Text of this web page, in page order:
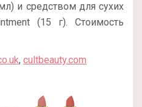
и средством для сухих
(15 г). Стоимость
, cultbeauty.com